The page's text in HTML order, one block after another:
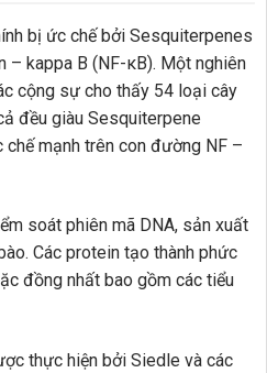
bị ức chế bởi Sesquiterpenes
– kappa B (NF-κB). Một nghiên
cộng sự cho thấy 54 loại cây
đều giàu Sesquiterpene
mạnh trên con đường NF –
soát phiên mã DNA, sản xuất
Các protein tạo thành phức
đồng nhất bao gồm các tiểu
thực hiện bởi Siedle và các